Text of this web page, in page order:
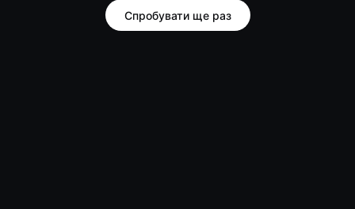
Спробувати ще раз